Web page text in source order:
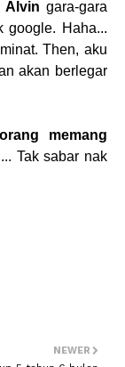
Alvin gara-gara
google. Haha...
Then, aku
akan berlegar
memang
Tak sabar nak
NEWER